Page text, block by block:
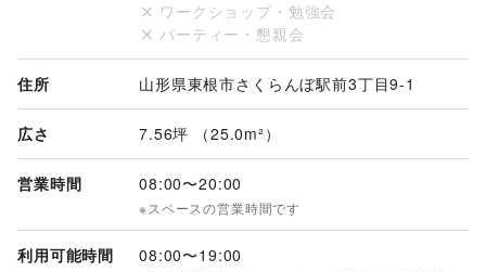
ワークショップ・勉強会
パーティー・懇親会
住所 山形県東根市さくらんぼ駅前3丁目9-1
広さ 7.56坪 （25.0m²）
営業時間 08:00〜20:00
※スペースの営業時間です
利用可能時間 08:00〜19:00